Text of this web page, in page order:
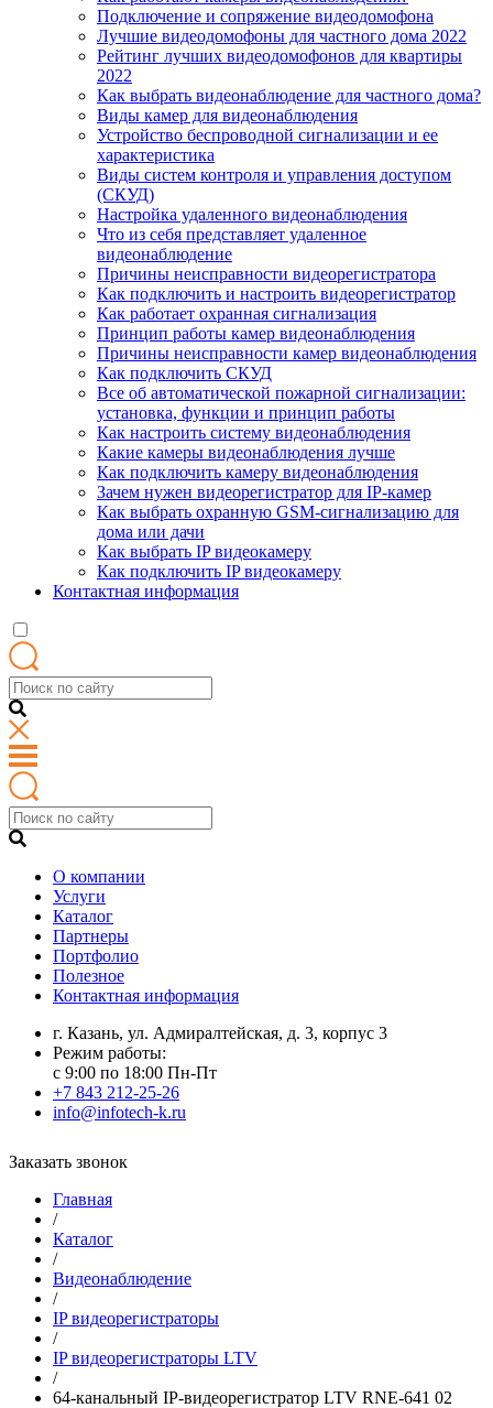
Подключение и сопряжение видеодомофона
Лучшие видеодомофоны для частного дома 2022
Рейтинг лучших видеодомофонов для квартиры
2022
Как выбрать видеонаблюдение для частного дома?
Виды камер для видеонаблюдения
Устройство беспроводной сигнализации и ее
характеристика
Виды систем контроля и управления доступом
(СКУД)
Настройка удаленного видеонаблюдения
Что из себя представляет удаленное
видеонаблюдение
Причины неисправности видеорегистратора
Как подключить и настроить видеорегистратор
Как работает охранная сигнализация
Принцип работы камер видеонаблюдения
Причины неисправности камер видеонаблюдения
Как подключить СКУД
Все об автоматической пожарной сигнализации:
установка, функции и принцип работы
Как настроить систему видеонаблюдения
Какие камеры видеонаблюдения лучше
Как подключить камеру видеонаблюдения
Зачем нужен видеорегистратор для IP-камер
Как выбрать охранную GSM-сигнализацию для
дома или дачи
Как выбрать IP видеокамеру
Как подключить IP видеокамеру
Контактная информация
О компании
Услуги
Каталог
Партнеры
Портфолио
Полезное
Контактная информация
г. Казань, ул. Адмиралтейская, д. 3, корпус 3
Режим работы:
с 9:00 по 18:00 Пн-Пт
+7 843 212-25-26
info@infotech-k.ru
Заказать звонок
Главная
/
Каталог
/
Видеонаблюдение
/
IP видеорегистраторы
/
IP видеорегистраторы LTV
/
64-канальный IP-видеорегистратор LTV RNE-641 02